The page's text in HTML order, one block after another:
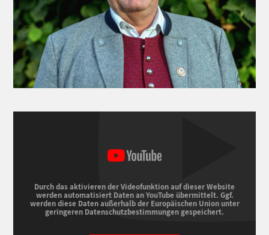
Durch das aktivieren der Videofunktion auf dieser Website
werden automatisiert Daten an YouTube übermittelt. Ggf.
werden diese Daten außerhalb der Europäischen Union unter
geringeren Datenschutzbestimmungen gespeichert.